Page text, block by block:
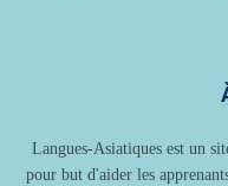
Langues-Asiatiques est un
pour but d'aider les